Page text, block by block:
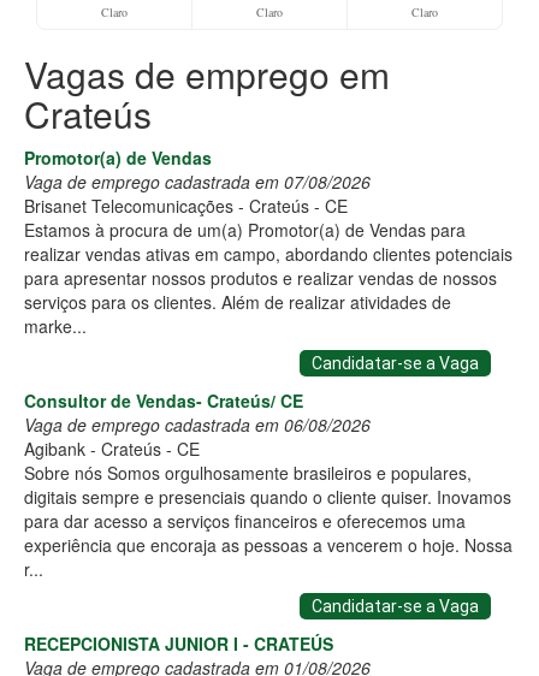
Claro
Claro
Claro
Vagas de emprego em
Crateús
Promotor(a) de Vendas
Vaga de emprego cadastrada em 07/08/2026
Brisanet Telecomunicações - Crateús - CE
Estamos à procura de um(a) Promotor(a) de Vendas para
realizar vendas ativas em campo, abordando clientes potenciais
para apresentar nossos produtos e realizar vendas de nossos
serviços para os clientes. Além de realizar atividades de
marke...
Candidatar-se a Vaga
Consultor de Vendas- Crateús/ CE
Vaga de emprego cadastrada em 06/08/2026
Agibank - Crateús - CE
Sobre nós Somos orgulhosamente brasileiros e populares,
digitais sempre e presenciais quando o cliente quiser. Inovamos
para dar acesso a serviços financeiros e oferecemos uma
experiência que encoraja as pessoas a vencerem o hoje. Nossa
r...
Candidatar-se a Vaga
RECEPCIONISTA JUNIOR I - CRATEÚS
Vaga de emprego cadastrada em 01/08/2026